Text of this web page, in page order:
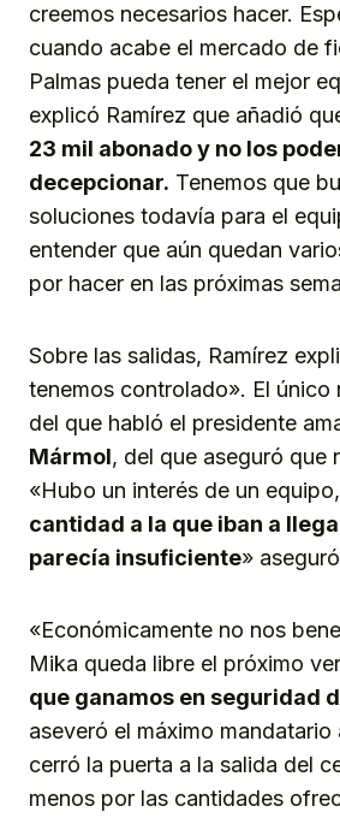
creemos necesarios hacer.
cuando acabe el mercado de
Palmas pueda tener el mejor
explicó Ramírez que añadió
23 mil abonado y no los
decepcionar. Tenemos que
soluciones todavía para el
entender que aún quedan
por hacer en las próximas
Sobre las salidas, Ramírez
tenemos controlado». El único
del que habló el presidente
Mármol, del que aseguró que
«Hubo un interés de un
cantidad a la que iban a
parecía insuficiente»
«Económicamente no nos
Mika queda libre el próximo
que ganamos en seguridad
aseveró el máximo mandatario
cerró la puerta a la salida del
menos por las cantidades